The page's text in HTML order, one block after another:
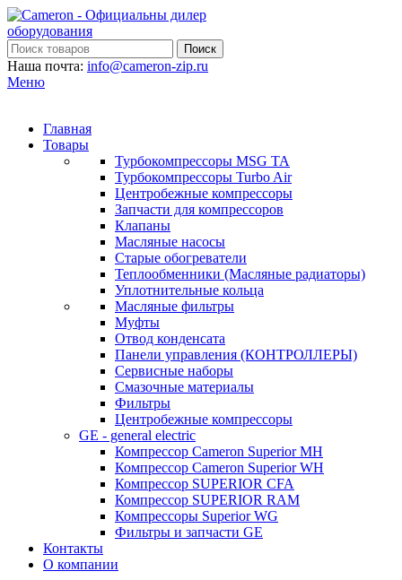
Поиск
Наша почта: info@cameron-zip.ru
Меню
Главная
Товары
Турбокомпрессоры MSG TA
Турбокомпрессоры Turbo Air
Центробежные компрессоры
Запчасти для компрессоров
Клапаны
Масляные насосы
Старые обогреватели
Теплообменники (Масляные радиаторы)
Уплотнительные кольца
Масляные фильтры
Муфты
Отвод конденсата
Панели управления (КОНТРОЛЛЕРЫ)
Сервисные наборы
Смазочные материалы
Фильтры
Центробежные компрессоры
GE - general electric
Компрессор Cameron Superior MH
Компрессор Cameron Superior WH
Компрессор SUPERIOR CFA
Компрессор SUPERIOR RAM
Компрессоры Superior WG
Фильтры и запчасти GE
Контакты
О компании